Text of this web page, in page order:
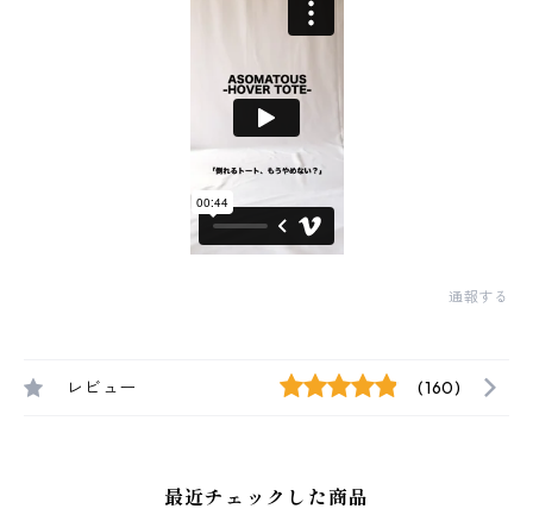
通報する
レビュー (160)
最近チェックした商品